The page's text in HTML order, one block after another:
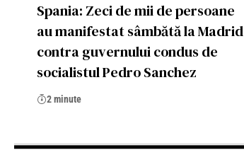
Spania: Zeci de mii de persoane
au manifestat sâmbătă la Madrid
contra guvernului condus de
socialistul Pedro Sanchez
2 minute